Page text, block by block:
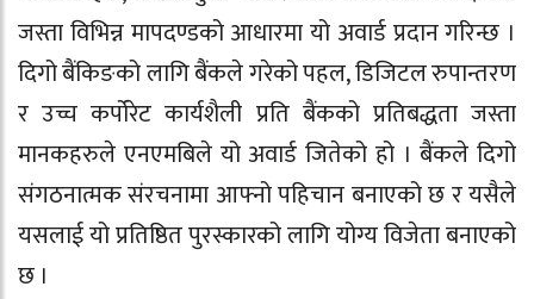
जस्ता विभिन्न मापदण्डको आधारमा यो अवार्ड प्रदान गरिन्छ ।
दिगो बैंकिङको लागि बैंकले गरेको पहल, डिजिटल रुपान्तरण
र उच्च कर्पोरेट कार्यशैली प्रति बैंकको प्रतिबद्धता जस्ता
मानकहरुले एनएमबिले यो अवार्ड जितेको हो । बैंकले दिगो
संगठनात्मक संरचनामा आफ्नो पहिचान बनाएको छ र यसैले
यसलाई यो प्रतिष्ठित पुरस्कारको लागि योग्य विजेता बनाएको
छ ।